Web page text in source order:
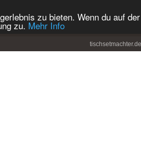
zu bieten. Wenn du auf
zu. Mehr Info